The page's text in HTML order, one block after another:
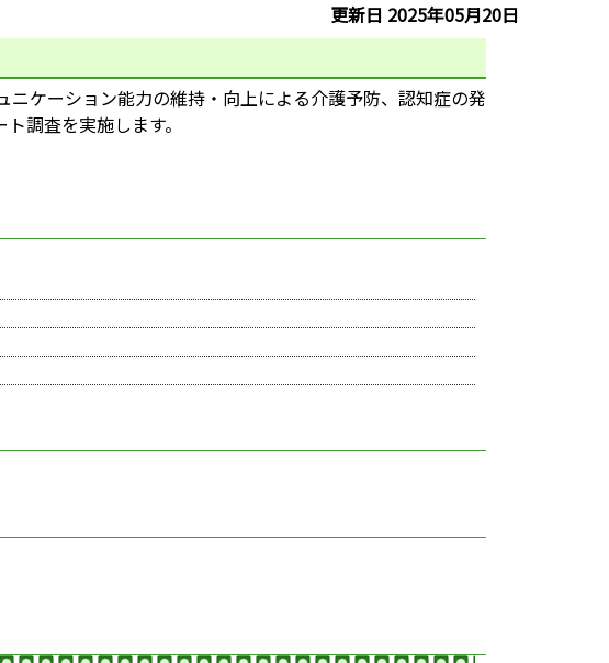
更新日 2025年05月20日
ケーション能力の維持・向上による介護予防、認知症の発
調査を実施します。